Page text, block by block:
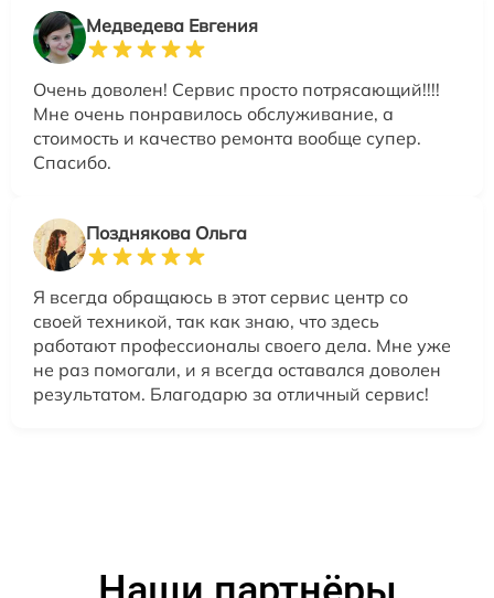
Медведева Евгения
Очень доволен! Сервис просто потрясающий!!!!
Мне очень понравилось обслуживание, а
стоимость и качество ремонта вообще супер.
Спасибо.
Позднякова Ольга
Я всегда обращаюсь в этот сервис центр со
своей техникой, так как знаю, что здесь
работают профессионалы своего дела. Мне уже
не раз помогали, и я всегда оставался доволен
результатом. Благодарю за отличный сервис!